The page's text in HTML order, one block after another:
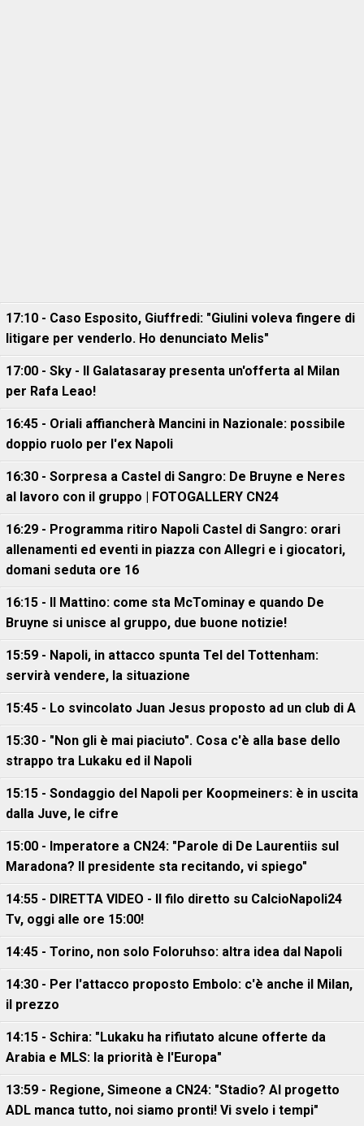
17:10 - Caso Esposito, Giuffredi: "Giulini voleva fingere di
litigare per venderlo. Ho denunciato Melis"
17:00 - Sky - Il Galatasaray presenta un'offerta al Milan
per Rafa Leao!
16:45 - Oriali affiancherà Mancini in Nazionale: possibile
doppio ruolo per l'ex Napoli
16:30 - Sorpresa a Castel di Sangro: De Bruyne e Neres
al lavoro con il gruppo | FOTOGALLERY CN24
16:29 - Programma ritiro Napoli Castel di Sangro: orari
allenamenti ed eventi in piazza con Allegri e i giocatori,
domani seduta ore 16
16:15 - Il Mattino: come sta McTominay e quando De
Bruyne si unisce al gruppo, due buone notizie!
15:59 - Napoli, in attacco spunta Tel del Tottenham:
servirà vendere, la situazione
15:45 - Lo svincolato Juan Jesus proposto ad un club di A
15:30 - "Non gli è mai piaciuto". Cosa c'è alla base dello
strappo tra Lukaku ed il Napoli
15:15 - Sondaggio del Napoli per Koopmeiners: è in uscita
dalla Juve, le cifre
15:00 - Imperatore a CN24: "Parole di De Laurentiis sul
Maradona? Il presidente sta recitando, vi spiego"
14:55 - DIRETTA VIDEO - Il filo diretto su CalcioNapoli24
Tv, oggi alle ore 15:00!
14:45 - Torino, non solo Foloruhso: altra idea dal Napoli
14:30 - Per l'attacco proposto Embolo: c'è anche il Milan,
il prezzo
14:15 - Schira: "Lukaku ha rifiutato alcune offerte da
Arabia e MLS: la priorità è l'Europa"
13:59 - Regione, Simeone a CN24: "Stadio? Al progetto
ADL manca tutto, noi siamo pronti! Vi svelo i tempi"